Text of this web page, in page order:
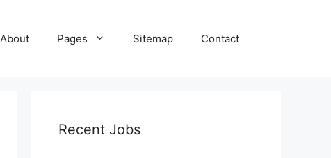
About Pages Sitemap Contact
Recent Jobs